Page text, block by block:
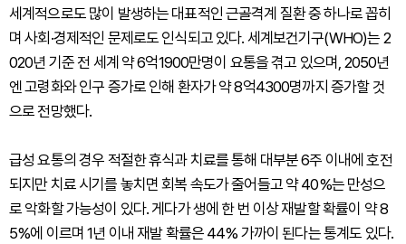
세계적으로도 많이 발생하는 대표적인 근골격계 질환 중 하나로 꼽히
며 사회·경제적인 문제로도 인식되고 있다. 세계보건기구(WHO)는 2
020년 기준 전 세계 약 6억1900만명이 요통을 겪고 있으며, 2050년
엔 고령화와 인구 증가로 인해 환자가 약 8억4300명까지 증가할 것
으로 전망했다.
급성 요통의 경우 적절한 휴식과 치료를 통해 대부분 6주 이내에 호전
되지만 치료 시기를 놓치면 회복 속도가 줄어들고 약 40%는 만성으
로 악화할 가능성이 있다. 게다가 생에 한 번 이상 재발할 확률이 약 8
5%에 이르며 1년 이내 재발 확률은 44% 가까이 된다는 통계도 있다.